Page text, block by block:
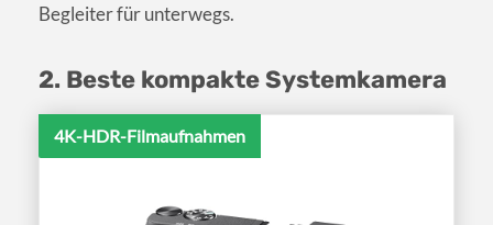
Begleiter für unterwegs.
2. Beste kompakte Systemkamera
4K-HDR-Filmaufnahmen